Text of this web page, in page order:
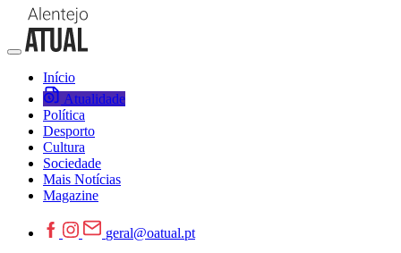
Início
Atualidade
Política
Desporto
Cultura
Sociedade
Mais Notícias
Magazine
geral@oatual.pt